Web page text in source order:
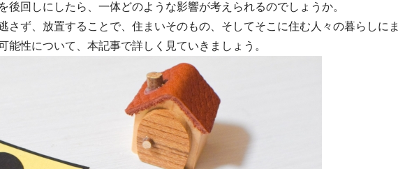
後回しにしたら、一体どのような影響が考えられるのでしょうか。
さず、放置することで、住まいそのもの、そしてそこに住む人々の暮らしにま
能性について、本記事で詳しく見ていきましょう。